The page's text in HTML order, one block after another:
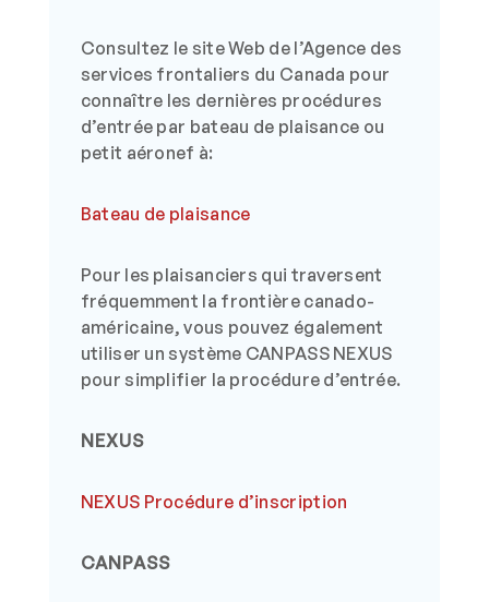
Consultez le site Web de l’Agence des
services frontaliers du Canada pour
connaître les dernières procédures
d’entrée par bateau de plaisance ou
petit aéronef à:
Bateau de plaisance
Pour les plaisanciers qui traversent
fréquemment la frontière canado-
américaine, vous pouvez également
utiliser un système CANPASS NEXUS
pour simplifier la procédure d’entrée.
NEXUS
NEXUS Procédure d’inscription
CANPASS